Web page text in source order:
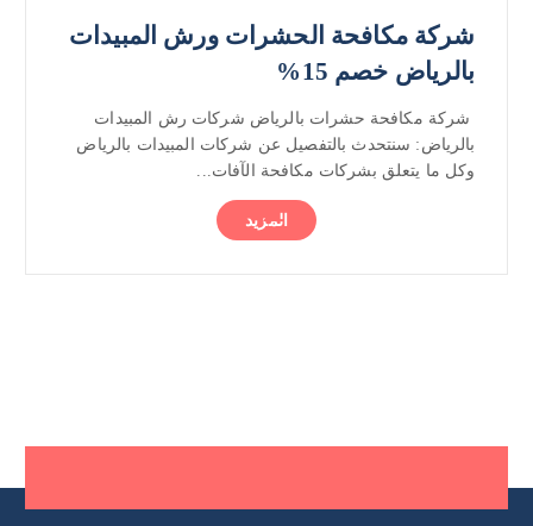
شركة مكافحة الحشرات ورش المبيدات
بالرياض خصم 15%
شركة مكافحة حشرات بالرياض شركات رش المبيدات
بالرياض: سنتحدث بالتفصيل عن شركات المبيدات بالرياض
وكل ما يتعلق بشركات مكافحة الآفات...
المزيد